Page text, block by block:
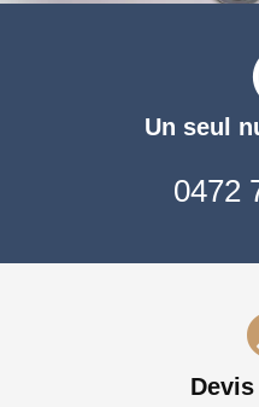
Un seul
0472